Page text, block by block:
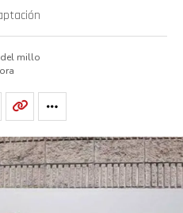
millo